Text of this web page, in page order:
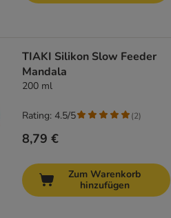
TIAKI Silikon Slow Feeder
Mandala
200 ml
8,79 €
Rating: 4.5/5 (2)
Zum Warenkorb
hinzufügen